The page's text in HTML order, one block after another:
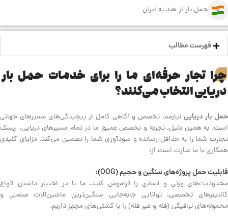
فهرست مطالب
چرا تجار حرفه‌ای ما را برای خدمات حمل بار
دریایی انتخاب می‌کنند؟
حمل بار دریایینیازمند تخصص و آگاهی کامل از پیچیدگی‌های مسیرهای جهانی
است. به همین دلیل، تجربه و تخصص عمیق ما در تمام مسیرهای دریایی، ریسک
تجارت شما را به حداقل رسانده و سودآوری شما را تضمین می‌کند. مزایای کلیدی
همکاری با ما عبارت است از:
قابلیت حمل پروژه‌های سنگین و حجیم (OOG):
محدودیت‌های وزنی و ابعادی را فراموش کنید. ما با در اختیار داشتن انواع
کانتینرهای تخصصی، توانایی جابه‌جایی سنگین‌ترین ماشین‌آلات صنعتی و
محموله‌های ترافیکی (فله و غیر فله) را با کشتی‌های مجهز داریم.
حمل بار از هند به ایران